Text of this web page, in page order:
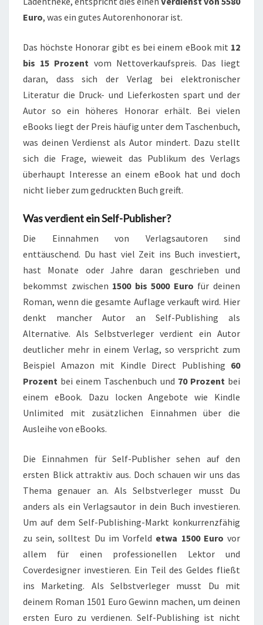
Euro, was ein gutes Autorenhonorar ist.
Das höchste Honorar gibt es bei einem eBook mit 12
bis 15 Prozent vom Nettoverkaufspreis. Das liegt
daran, dass sich der Verlag bei elektronischer
Literatur die Druck- und Lieferkosten spart und der
Autor so ein höheres Honorar erhält. Bei vielen
eBooks liegt der Preis häufig unter dem Taschenbuch,
was deinen Verdienst als Autor mindert. Dazu stellt
sich die Frage, wieweit das Publikum des Verlags
überhaupt Interesse an einem eBook hat und doch
nicht lieber zum gedruckten Buch greift.
Was verdient ein Self-Publisher?
Die Einnahmen von Verlagsautoren sind
enttäuschend. Du hast viel Zeit ins Buch investiert,
hast Monate oder Jahre daran geschrieben und
bekommst zwischen 1500 bis 5000 Euro für deinen
Roman, wenn die gesamte Auflage verkauft wird. Hier
denkt mancher Autor an Self-Publishing als
Alternative. Als Selbstverleger verdient ein Autor
deutlicher mehr in einem Verlag, so verspricht zum
Beispiel Amazon mit Kindle Direct Publishing 60
Prozent bei einem Taschenbuch und 70 Prozent bei
einem eBook. Dazu locken Angebote wie Kindle
Unlimited mit zusätzlichen Einnahmen über die
Ausleihe von eBooks.
Die Einnahmen für Self-Publisher sehen auf den
ersten Blick attraktiv aus. Doch schauen wir uns das
Thema genauer an. Als Selbstverleger musst Du
anders als ein Verlagsautor in dein Buch investieren.
Um auf dem Self-Publishing-Markt konkurrenzfähig
zu sein, solltest Du im Vorfeld etwa 1500 Euro vor
allem für einen professionellen Lektor und
Coverdesigner investieren. Ein Teil des Geldes fließt
ins Marketing. Als Selbstverleger musst Du mit
deinem Roman 1501 Euro Gewinn machen, um deinen
ersten Euro zu verdienen. Self-Publishing ist nicht